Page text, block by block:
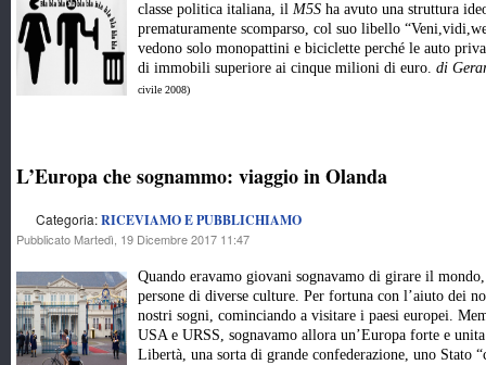
classe politica italiana, il M5S ha avuto una struttura
prematuramente scomparso, col suo libello
vedono solo monopattini e biciclette perché le auto
di immobili superiore ai cinque milioni di euro. di
civile 2008)
L’Europa che sognammo: viaggio in Olanda
Categoria:RICEVIAMO E PUBBLICHIAMO
Pubblicato Martedì, 19 Dicembre 2017 11:47
Quando eravamo giovani sognavamo di girare il
persone di diverse culture. Per fortuna con l’aiuto dei
nostri sogni, cominciando a visitare i paesi europei.
USA e URSS, sognavamo allora un’Europa forte e
Libertà, una sorta di grande confederazione, uno Stato